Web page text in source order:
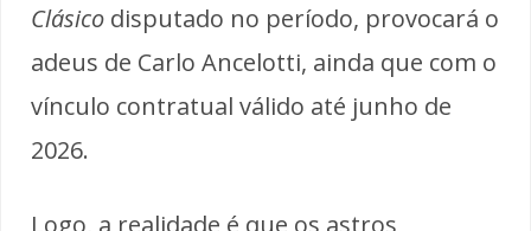
Clásico disputado no período, provocará o
adeus de Carlo Ancelotti, ainda que com o
vínculo contratual válido até junho de
2026.
Logo, a realidade é que os astros